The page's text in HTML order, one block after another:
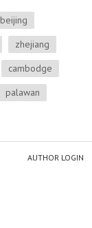
beijing
zhejiang
cambodge
palawan
AUTHOR LOGIN